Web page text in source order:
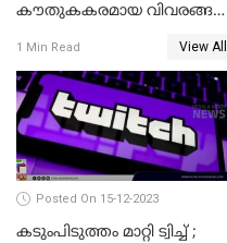
കൗതുകകരമായ വിവരങ്ങള്‍
തുടരുകയാണ് ജയിംസ് വെബ്
1 Min Read View All
Posted On 15-12-2023
കടുംപിടുത്തം മാറ്റി ട്വിച്ച് ;